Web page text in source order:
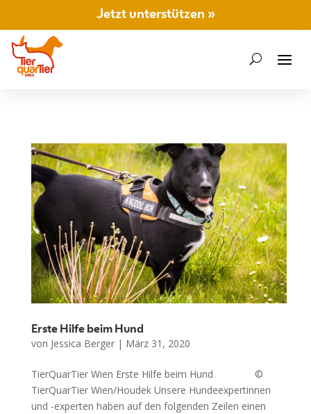
Jetzt unterstützen »
Erste Hilfe beim Hund
von Jessica Berger| März 31, 2020
TierQuarTier Wien Erste Hilfe beim Hund ©
TierQuarTier Wien/Houdek Unsere Hundeexpertinnen
und -experten haben auf den folgenden Zeilen einen